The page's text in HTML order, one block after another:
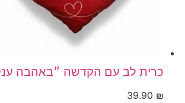
כרית לב עם הקדשה ״באהבה
₪